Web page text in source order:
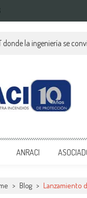
donde la ingeniería se
Incendios – Comprometidos
ANRACI
> Blog > Lanzamiento